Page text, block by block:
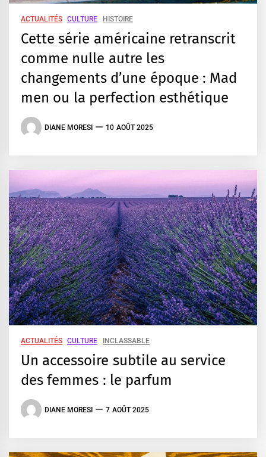
ACTUALITÉS CULTURE HISTOIRE
Cette série américaine retranscrit
comme nulle autre les
changements d’une époque : Mad
men ou la perfection esthétique
DIANE MORESI 10 AOÛT 2025
ACTUALITÉS CULTURE INCLASSABLE
Un accessoire subtile au service
des femmes : le parfum
DIANE MORESI 7 AOÛT 2025